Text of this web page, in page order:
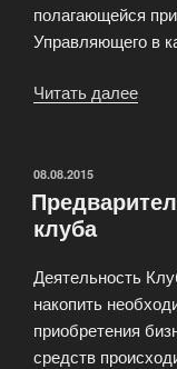
полагающейся
Управляющего в
Читать далее
ОПУБЛИКОВАНО
08.08.2015
клуба
Деятельность
накопить
приобретения
средств